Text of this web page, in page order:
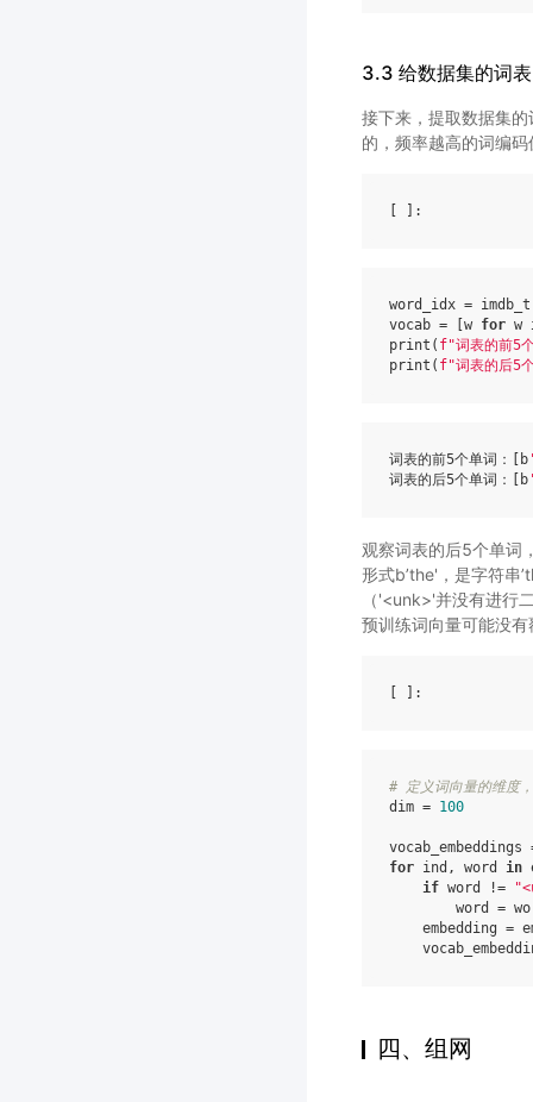
3.3 给数据集的词
接下来，提取数据集
的，频率越高的词编
word_idx =
vocab = w for w
print ( f"词表的前5
print ( f"词表的后5
词表的前5个单词： [b
词表的后5个单词：
[b
观察词表的后5个单词
形式b’the'，是字符串
（'<unk>'并没有进行
预训练词向量可能没
# 定义词向量的维度
dim = 100
vocab_embeddings
for ind , word in
if word !=
word
=
embedding =
四、组网